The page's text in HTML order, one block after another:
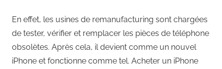
En effet, les usines de remanufacturing sont chargées
de tester, vérifier et remplacer les pièces de téléphone
obsolètes. Après cela, il devient comme un nouvel
iPhone et fonctionne comme tel. Acheter un iPhone